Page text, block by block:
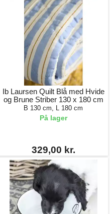
Ib Laursen Quilt Blå med Hvide
og Brune Striber 130 x 180 cm
B 130 cm, L 180 cm
På lager
329,00 kr.